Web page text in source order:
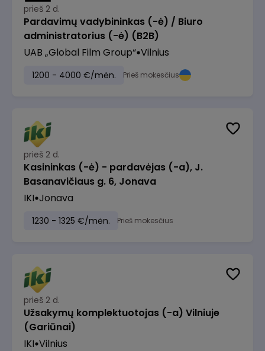
prieš 2 d.
Pardavimų vadybininkas (-ė) / Biuro
administratorius (-ė) (B2B)
UAB „Global Film Group“ Vilnius
1200 - 4000 €/mėn. Prieš mokesčius
prieš 2 d.
Kasininkas (-ė) - pardavėjas (-a), J.
Basanavičiaus g. 6, Jonava
IKI Jonava
1230 - 1325 €/mėn. Prieš mokesčius
prieš 2 d.
Užsakymų komplektuotojas (-a) Vilniuje
(Gariūnai)
IKI Vilnius